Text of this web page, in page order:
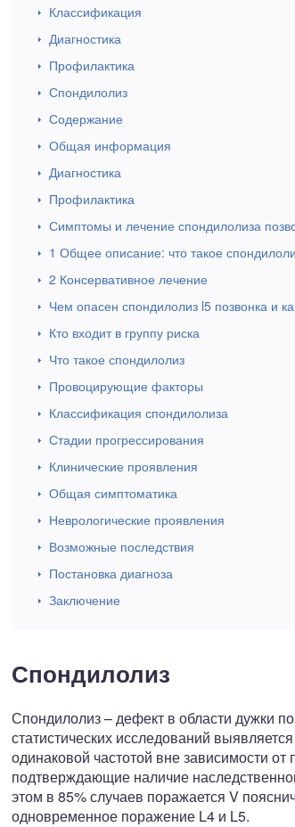
Классификация
Диагностика
Профилактика
Спондилолиз
Содержание
Общая информация
Диагностика
Профилактика
Симптомы и лечение спондилолиза
1 Общее описание: что такое
2 Консервативное лечение
Чем опасен спондилолиз l5 позвонка и
Кто входит в группу риска
Что такое спондилолиз
Провоцирующие факторы
Классификация спондилолиза
Стадии прогрессирования
Клинические проявления
Общая симптоматика
Неврологические проявления
Возможные последствия
Постановка диагноза
Заключение
Спондилолиз
Спондилолиз – дефект в области дужки
статистических исследований
одинаковой частотой вне зависимости
подтверждающие наличие
этом в 85% случаев поражается V
одновременное поражение L4 и L5.